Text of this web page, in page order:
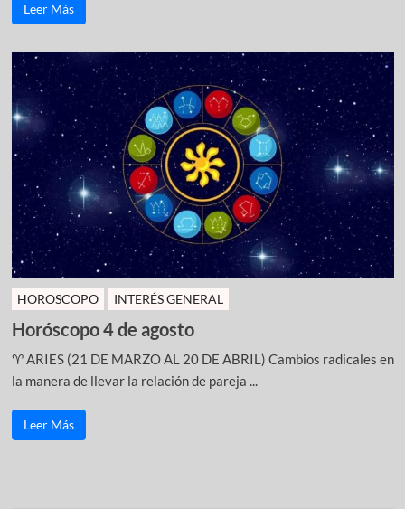
Leer Más
HOROSCOPO INTERÉS GENERAL
Horóscopo 4 de agosto
♈ ARIES (21 DE MARZO AL 20 DE ABRIL) Cambios radicales en
la manera de llevar la relación de pareja ...
Leer Más